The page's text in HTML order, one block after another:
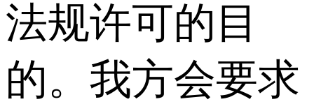
法规许可的目
的。我方会要求